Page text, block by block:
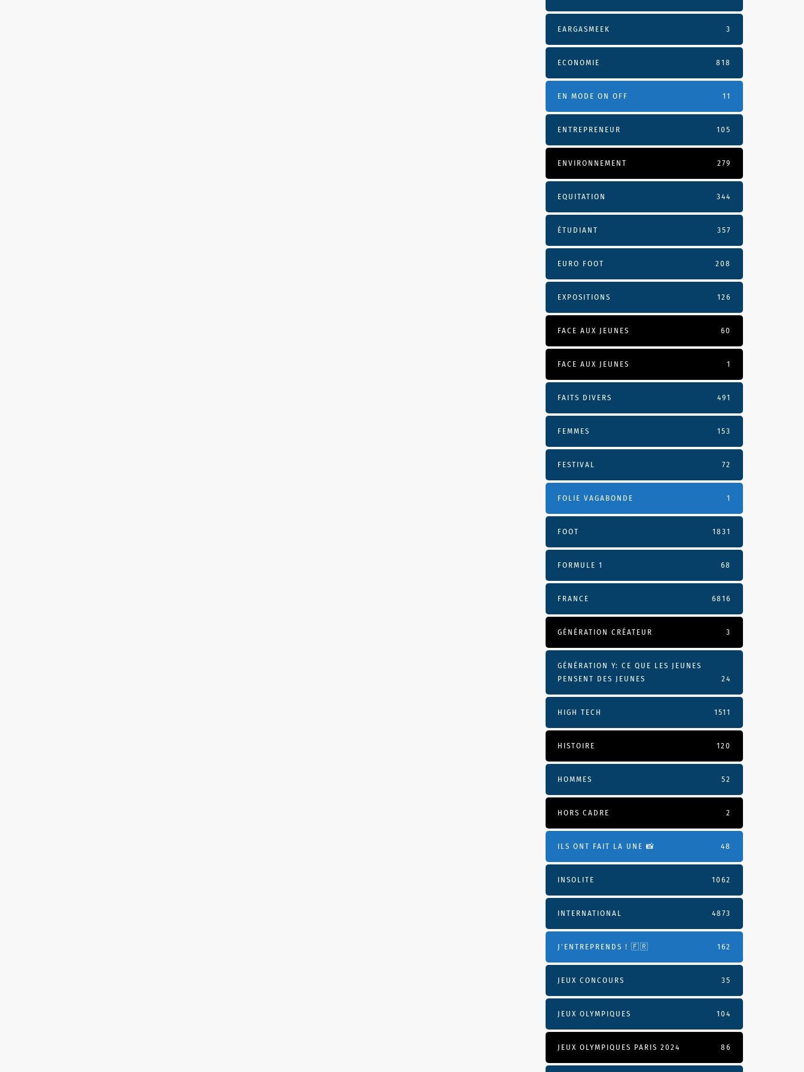
EARGASMEEK 3
ECONOMIE 818
EN MODE ON OFF 11
ENTREPRENEUR 105
ENVIRONNEMENT 279
EQUITATION 344
ÉTUDIANT 357
EURO FOOT 208
EXPOSITIONS 126
FACE AUX JEUNES 60
FACE AUX JEUNES 1
FAITS DIVERS 491
FEMMES 153
FESTIVAL 72
FOLIE VAGABONDE 1
FOOT 1831
FORMULE 1 68
FRANCE 6816
GÉNÉRATION CRÉATEUR 3
GÉNÉRATION Y: CE QUE LES JEUNES
PENSENT DES JEUNES
24
HIGH TECH 1511
HISTOIRE 120
HOMMES 52
HORS CADRE 2
ILS ONT FAIT LA UNE 📸 48
INSOLITE 1062
INTERNATIONAL 4873
J'ENTREPRENDS ! 🇫🇷 162
JEUX CONCOURS 35
JEUX OLYMPIQUES 104
JEUX OLYMPIQUES PARIS 2024 86